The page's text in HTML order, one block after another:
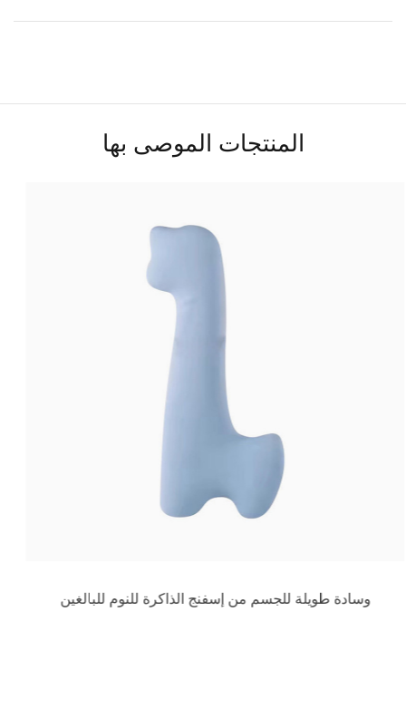
المنتجات الموصى بها
وسادة طويلة للجسم من إسفنج الذاكرة للنوم للبالغين